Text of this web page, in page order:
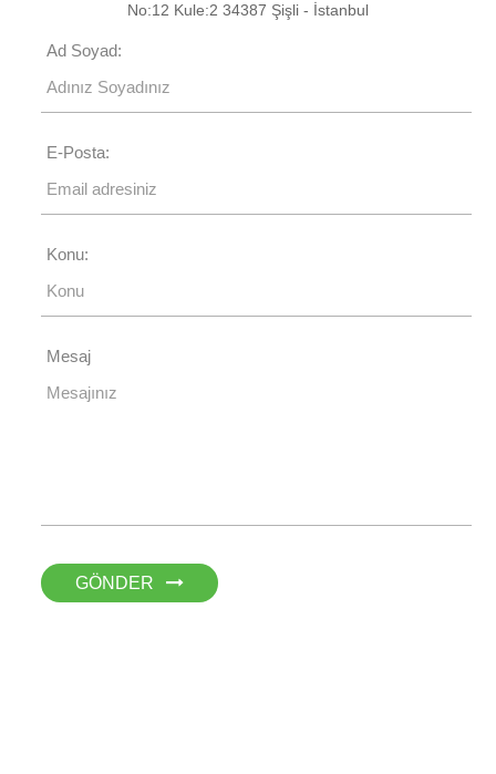
No:12 Kule:2 34387 Şişli - İstanbul
Ad Soyad:
E-Posta:
Konu:
Mesaj
GÖNDER